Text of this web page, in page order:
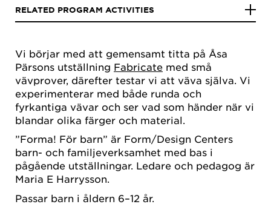
Vi börjar med att gemensamt titta på Åsa
Pärsons utställning Fabricate med små
vävprover, därefter testar vi att väva själva. Vi
experimenterar med både runda och
fyrkantiga vävar och ser vad som händer när vi
blandar olika färger och material.
”Forma! För barn” är Form/Design Centers
barn- och familjeverksamhet med bas i
pågående utställningar. Ledare och pedagog är
Maria E Harrysson.
Passar barn i åldern 6–12 år.
RELATED PROGRAM ACTIVITIES